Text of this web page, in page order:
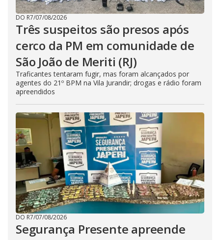
DO R7/07/08/2026
Três suspeitos são presos após
cerco da PM em comunidade de
São João de Meriti (RJ)
Traficantes tentaram fugir, mas foram alcançados por
agentes do 21º BPM na Vila Jurandir; drogas e rádio foram
apreendidos
DO R7/07/08/2026
Segurança Presente apreende